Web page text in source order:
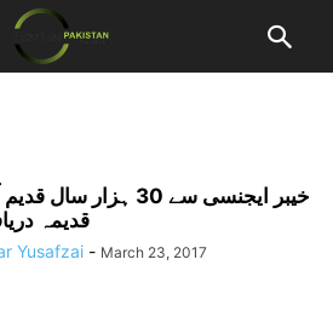
خیبر ایجنسی سے 30 ہزار سال
قدیمہ
Yusafzai - March 23, 2017